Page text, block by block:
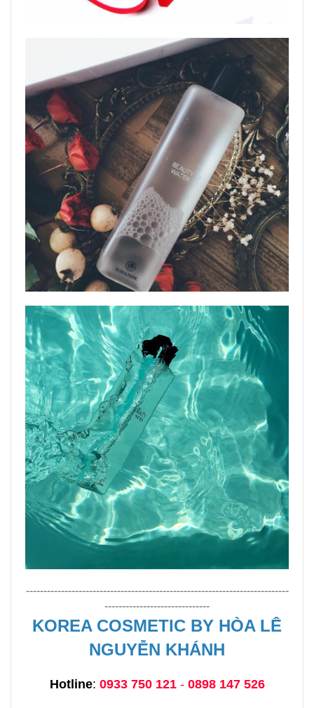
---------------------------------------------------------------------------
------------------------------
KOREA COSMETIC BY HÒA LÊ
NGUYỄN KHÁNH
Hotline: 0933 750 121- 0898 147 526